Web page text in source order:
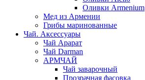
Оливки Armenium
Мед из Армении
Грибы маринованные
Чай. Аксессуары
Чай Арарат
Чай Darman
АРМЧАЙ
Чай заварочный
Прозрачная фасовка